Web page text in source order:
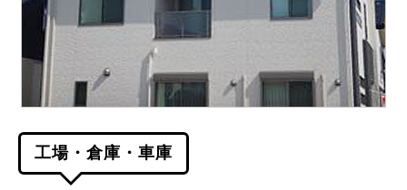
工場・倉庫・車庫